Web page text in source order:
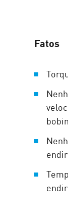
Fatos